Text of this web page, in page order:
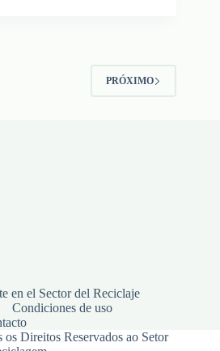
PRÓXIMO
en el Sector del Reciclaje
Condiciones de uso
Direitos Reservados ao Setor